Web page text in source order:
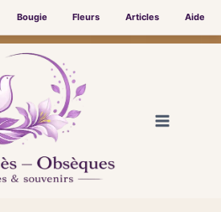
Bougie Fleurs Articles Aide